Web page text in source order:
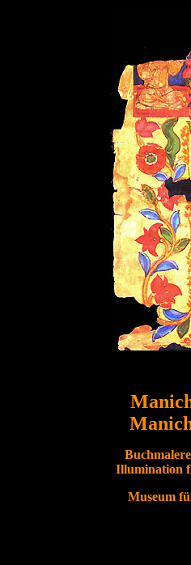
Illumination
Museum